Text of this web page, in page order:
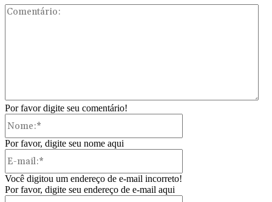
Por favor digite seu comentário!
Por favor, digite seu nome aqui
Você digitou um endereço de e-mail incorreto!
Por favor, digite seu endereço de e-mail aqui